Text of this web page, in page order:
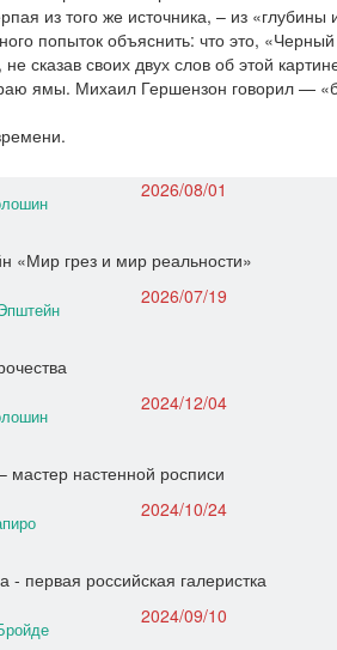
из того же источника, – из «глубины
попыток объяснить: что это,
сказав своих двух слов об этой
ямы. Михаил Гершензон говорил —
2026/08/01
«Мир грез и мир реальности»
2026/07/19
2024/12/04
настенной росписи
2024/10/24
первая российская галеристка
2024/09/10